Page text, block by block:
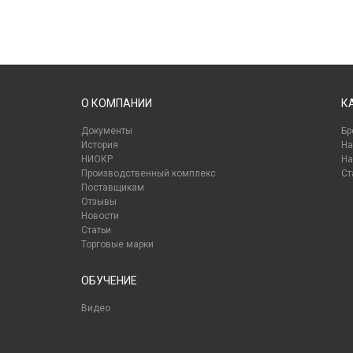
О КОМПАНИИ
Документы
История
НИОКР
Производственный комплекс
Поставщикам
Отзывы
Новости
Статьи
Торговые марки
ОБУЧЕНИЕ
Видео